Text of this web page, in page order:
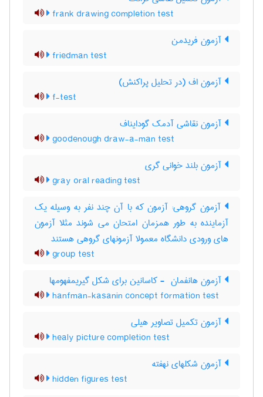
frank drawing completion test
آزمون فریدمن
friedman test
آزمون اف (در تحلیل پراکنش)
f-test
آزمون نقاشی آدمک گودایناف
goodenough draw-a-man test
آزمون بلند خوانی گری
gray oral reading test
آزمون گروهی: آزمون که با آن چند نفر به وسیله یک
آزماینده به طور همزمان امتحان می شوند مثلا آزمون
های ورودی دانشگاه معمولا آزمونهای گروهی هستند
group test
آزمون هانفمان ‎ - کاسانین برای شکل گیریمفهومها
hanfman-kasanin concept formation test
آزمون تکمیل تصاویر هیلی
healy picture completion test
آزمون شکلهای نهفته
hidden figures test